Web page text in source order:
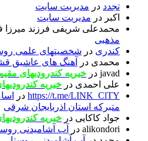
تجدد در مدیریت سایت
اکبر در مدیریت سایت
محمدعلی شریفی فرزند میرزا
مذهبی
کندری در شخصیتهای علمی
محمدی در
آهنگ های عاشیق
javad در خیریه کندرودیهای
علی احمدی در خیریه
https://t.me/LINK_ClTY در
متبرکه استان اذربایجان شرقی
جواد کاکایی در خیریه
alikondori در
آب آشامیدنی